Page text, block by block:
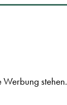
stehen.